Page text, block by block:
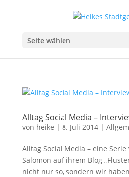
Seite wählen
Alltag Social Media –
von heike | 8. Juli 2014|
Alltag Social Media – eine Serie
Salomon auf ihrem Blog
nicht nur so, sondern wir